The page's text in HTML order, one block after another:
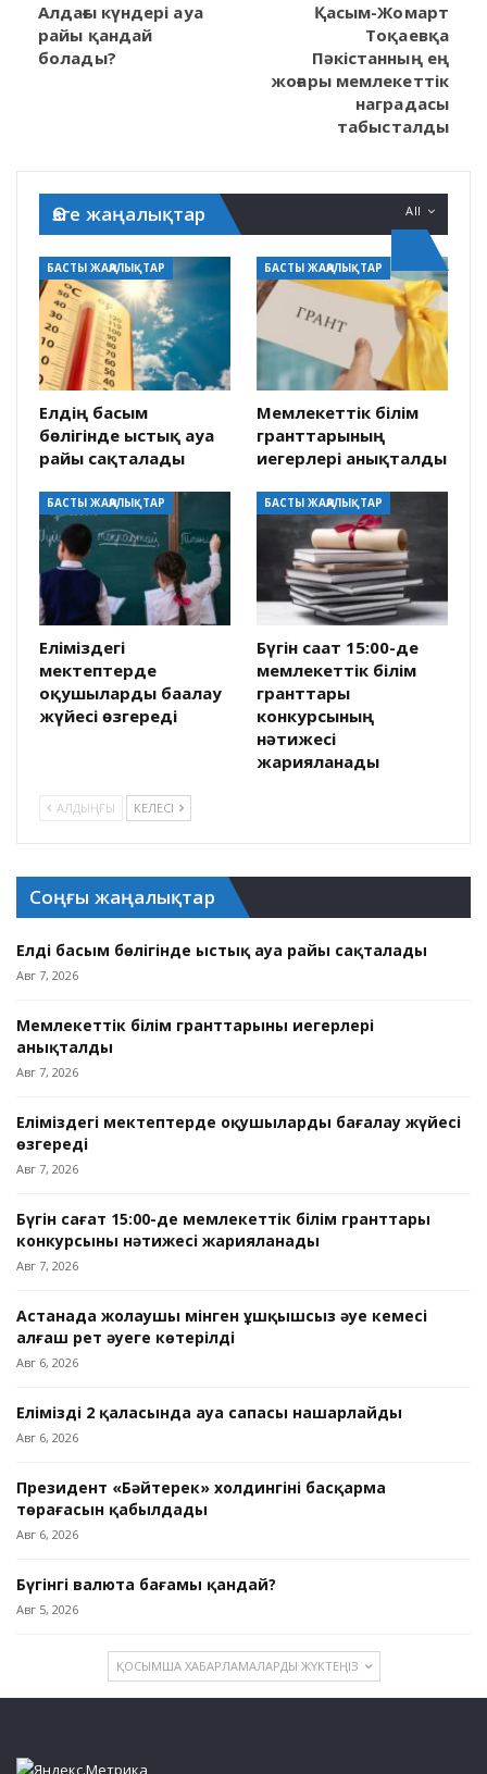
Алдағы күндері ауа
райы қандай
болады?
Қасым-Жомарт
Тоқаевқа
Пәкістанның ең
жоғары мемлекеттік
наградасы
табысталды
All
Өзге жаңалықтар
БАСТЫ ЖАҢАЛЫҚТАР
Елдің басым
бөлігінде ыстық ауа
райы сақталады
БАСТЫ ЖАҢАЛЫҚТАР
Мемлекеттік білім
гранттарының
иегерлері анықталды
БАСТЫ ЖАҢАЛЫҚТАР
Еліміздегі
мектептерде
оқушыларды бағалау
жүйесі өзгереді
БАСТЫ ЖАҢАЛЫҚТАР
Бүгін сағат 15:00-де
мемлекеттік білім
гранттары
конкурсының
нәтижесі
жарияланады
АЛДЫҢҒЫ КЕЛЕСІ
Соңғы жаңалықтар
Елдің басым бөлігінде ыстық ауа райы сақталады
Авг 7, 2026
Мемлекеттік білім гранттарының иегерлері
анықталды
Авг 7, 2026
Еліміздегі мектептерде оқушыларды бағалау жүйесі
өзгереді
Авг 7, 2026
Бүгін сағат 15:00-де мемлекеттік білім гранттары
конкурсының нәтижесі жарияланады
Авг 7, 2026
Астанада жолаушы мінген ұшқышсыз әуе кемесі
алғаш рет әуеге көтерілді
Авг 6, 2026
Еліміздің 2 қаласында ауа сапасы нашарлайды
Авг 6, 2026
Президент «Бәйтерек» холдингінің басқарма
төрағасын қабылдады
Авг 6, 2026
Бүгінгі валюта бағамы қандай?
Авг 5, 2026
ҚОСЫМША ХАБАРЛАМАЛАРДЫ ЖҮКТЕҢІЗ